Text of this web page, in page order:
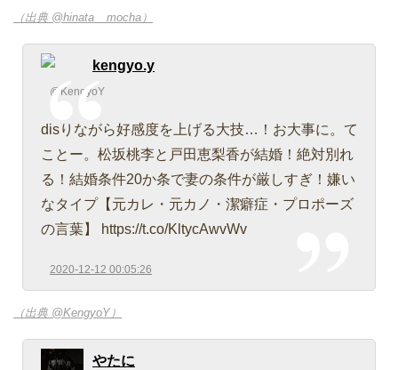
（出典 @hinata__mocha）
kengyo.y
@KengyoY
disりながら好感度を上げる大技…！お大事に。て
ことー。松坂桃李と戸田恵梨香が結婚！絶対別れ
る！結婚条件20か条で妻の条件が厳しすぎ！嫌い
なタイプ【元カレ・元カノ・潔癖症・プロポーズ
の言葉】 https://t.co/KltycAwvWv
2020-12-12 00:05:26
（出典 @KengyoY）
やたに